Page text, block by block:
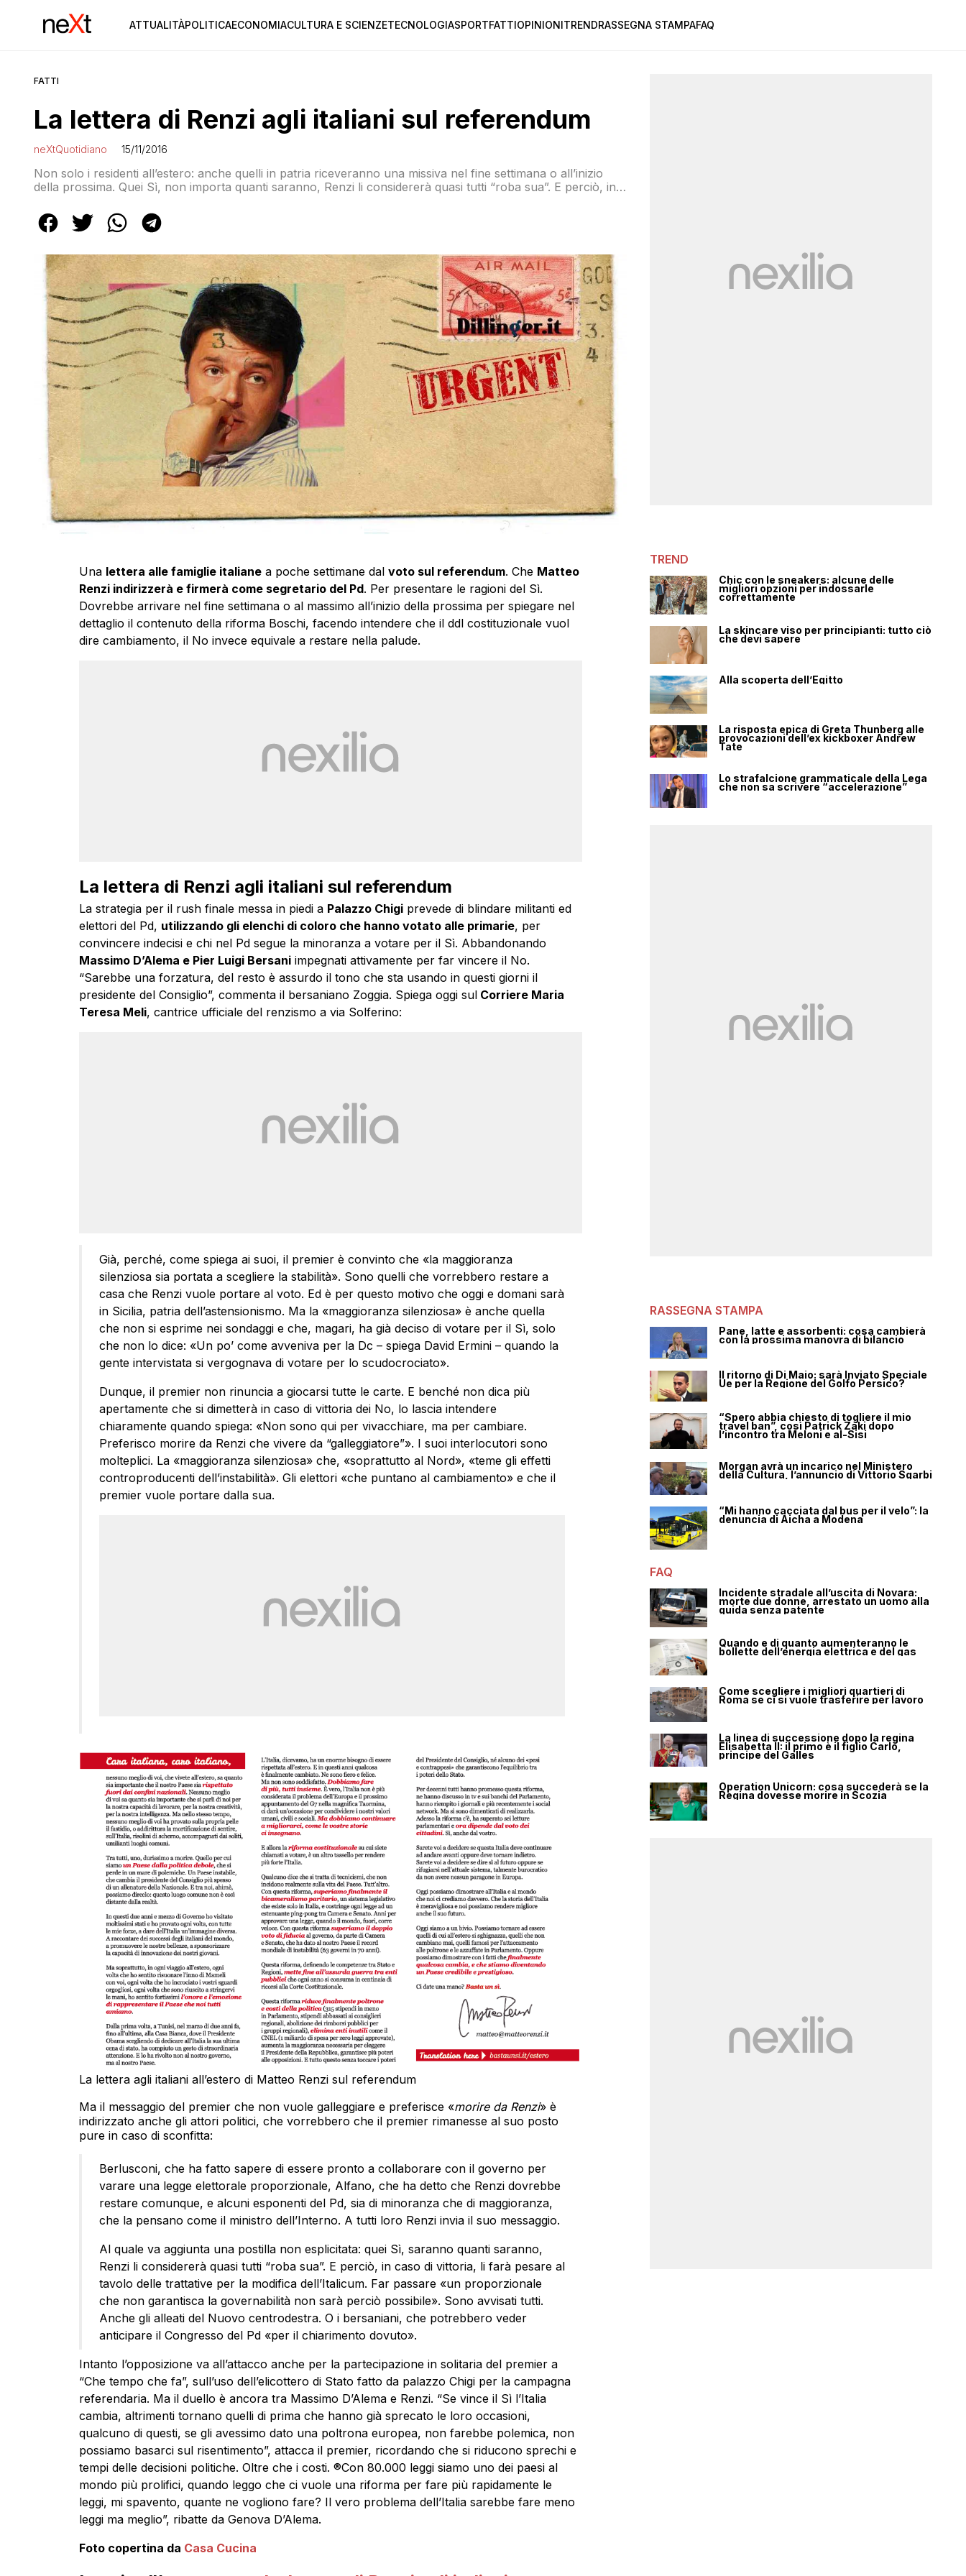
ATTUALITÀPOLITICAECONOMIACULTURA E SCIENZETECNOLOGIASPORTFATTIOPINIONITRENDRASSEGNA STAMPAFAQ
FATTI
La lettera di Renzi agli italiani sul referendum
neXtQuotidiano 15/11/2016
Non solo i residenti all’estero: anche quelli in patria riceveranno una missiva nel fine settimana o all’inizio
della prossima. Quei Sì, non importa quanti saranno, Renzi li considererà quasi tutti “roba sua”. E perciò, in
Una lettera alle famiglie italianea poche settimane dal voto sul referendum. Che Matteo
Renzi indirizzerà e firmerà come segretario del Pd. Per presentare le ragioni del Sì.
Dovrebbe arrivare nel fine settimana o al massimo all’inizio della prossima per spiegare nel
dettaglio il contenuto della riforma Boschi, facendo intendere che il ddl costituzionale vuol
dire cambiamento, il No invece equivale a restare nella palude.
La lettera di Renzi agli italiani sul referendum
La strategia per il rush finale messa in piedi a Palazzo Chigiprevede di blindare militanti ed
elettori del Pd, utilizzando gli elenchi di coloro che hanno votato alle primarie, per
convincere indecisi e chi nel Pd segue la minoranza a votare per il Sì. Abbandonando
Massimo D’Alema e Pier Luigi Bersaniimpegnati attivamente per far vincere il No.
“Sarebbe una forzatura, del resto è assurdo il tono che sta usando in questi giorni il
presidente del Consiglio”, commenta il bersaniano Zoggia. Spiega oggi sulCorriere Maria
Teresa Meli, cantrice ufficiale del renzismo a via Solferino:
Già, perché, come spiega ai suoi, il premier è convinto che «la maggioranza
silenziosa sia portata a scegliere la stabilità». Sono quelli che vorrebbero restare a
casa che Renzi vuole portare al voto. Ed è per questo motivo che oggi e domani sarà
in Sicilia, patria dell’astensionismo. Ma la «maggioranza silenziosa» è anche quella
che non si esprime nei sondaggi e che, magari, ha già deciso di votare per il Sì, solo
che non lo dice: «Un po’ come avveniva per la Dc – spiega David Ermini – quando la
gente intervistata si vergognava di votare per lo scudocrociato».
Dunque, il premier non rinuncia a giocarsi tutte le carte. E benché non dica più
apertamente che si dimetterà in caso di vittoria dei No, lo lascia intendere
chiaramente quando spiega: «Non sono qui per vivacchiare, ma per cambiare.
Preferisco morire da Renzi che vivere da “galleggiatore”». I suoi interlocutori sono
molteplici. La «maggioranza silenziosa» che, «soprattutto al Nord», «teme gli effetti
controproducenti dell’instabilità». Gli elettori «che puntano al cambiamento» e che il
premier vuole portare dalla sua.
La lettera agli italiani all’estero di Matteo Renzi sul referendum
Ma il messaggio del premier che non vuole galleggiare e preferisce «morire da Renzi» è
indirizzato anche gli attori politici, che vorrebbero che il premier rimanesse al suo posto
pure in caso di sconfitta:
Berlusconi, che ha fatto sapere di essere pronto a collaborare con il governo per
varare una legge elettorale proporzionale, Alfano, che ha detto che Renzi dovrebbe
restare comunque, e alcuni esponenti del Pd, sia di minoranza che di maggioranza,
che la pensano come il ministro dell’Interno. A tutti loro Renzi invia il suo messaggio.
Al quale va aggiunta una postilla non esplicitata: quei Sì, saranno quanti saranno,
Renzi li considererà quasi tutti “roba sua”. E perciò, in caso di vittoria, li farà pesare al
tavolo delle trattative per la modifica dell’Italicum. Far passare «un proporzionale
che non garantisca la governabilità non sarà perciò possibile». Sono avvisati tutti.
Anche gli alleati del Nuovo centrodestra. O i bersaniani, che potrebbero veder
anticipare il Congresso del Pd «per il chiarimento dovuto».
Intanto l’opposizione va all’attacco anche per la partecipazione in solitaria del premier a
“Che tempo che fa”, sull’uso dell’elicottero di Stato fatto da palazzo Chigi per la campagna
referendaria. Ma il duello è ancora tra Massimo D’Alema e Renzi. “Se vince il Sì l’Italia
cambia, altrimenti tornano quelli di prima che hanno già sprecato le loro occasioni,
qualcuno di questi, se gli avessimo dato una poltrona europea, non farebbe polemica, non
possiamo basarci sul risentimento”, attacca il premier, ricordando che si riducono sprechi e
tempi delle decisioni politiche. Oltre che i costi. ®Con 80.000 leggi siamo uno dei paesi al
mondo più prolifici, quando leggo che ci vuole una riforma per fare più rapidamente le
leggi, mi spavento, quante ne vogliono fare? Il vero problema dell’Italia sarebbe fare meno
leggi ma meglio”, ribatte da Genova D’Alema.
Foto copertina da Casa Cucina
TREND
Chic con le sneakers: alcune delle
migliori opzioni per indossarle
correttamente
La skincare viso per principianti: tutto ciò
che devi sapere
Alla scoperta dell’Egitto
La risposta epica di Greta Thunberg alle
provocazioni dell’ex kickboxer Andrew
Tate
Lo strafalcione grammaticale della Lega
che non sa scrivere “accelerazione”
RASSEGNA STAMPA
Pane, latte e assorbenti: cosa cambierà
con la prossima manovra di bilancio
Il ritorno di Di Maio: sarà Inviato Speciale
Ue per la Regione del Golfo Persico?
“Spero abbia chiesto di togliere il mio
travel ban”, così Patrick Zaki dopo
l’incontro tra Meloni e al-Sisi
Morgan avrà un incarico nel Ministero
della Cultura, l’annuncio di Vittorio Sgarbi
“Mi hanno cacciata dal bus per il velo”: la
denuncia di Aicha a Modena
FAQ
Incidente stradale all’uscita di Novara:
morte due donne, arrestato un uomo alla
guida senza patente
Quando e di quanto aumenteranno le
bollette dell’energia elettrica e del gas
Come scegliere i migliori quartieri di
Roma se ci si vuole trasferire per lavoro
La linea di successione dopo la regina
Elisabetta II: il primo è il figlio Carlo,
principe del Galles
Operation Unicorn: cosa succederà se la
Regina dovesse morire in Scozia